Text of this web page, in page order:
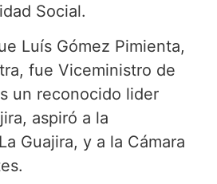
Social.
Luís Gómez Pimienta,
fue Viceministro de
un reconocido lider
aspiró a la
Guajira, y a la Cámara